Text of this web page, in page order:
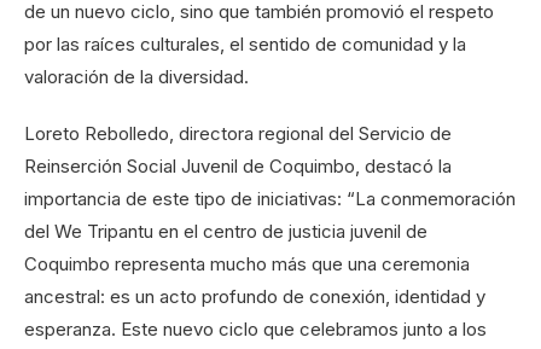
de un nuevo ciclo, sino que también promovió el respeto
por las raíces culturales, el sentido de comunidad y la
valoración de la diversidad.
Loreto Rebolledo, directora regional del Servicio de
Reinserción Social Juvenil de Coquimbo, destacó la
importancia de este tipo de iniciativas: “La conmemoración
del We Tripantu en el centro de justicia juvenil de
Coquimbo representa mucho más que una ceremonia
ancestral: es un acto profundo de conexión, identidad y
esperanza. Este nuevo ciclo que celebramos junto a los